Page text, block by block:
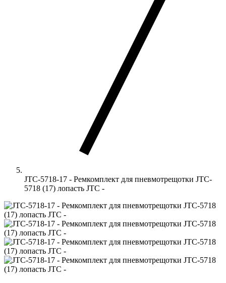
JTC-5718-17 - Ремкомплект для пневмотрещотки JTC-
5718 (17) лопасть JTC -